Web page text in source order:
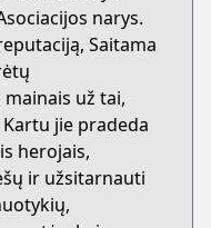
narys.
Saitama
už tai,
jie pradeda
herojais,
ir užsitarnauti